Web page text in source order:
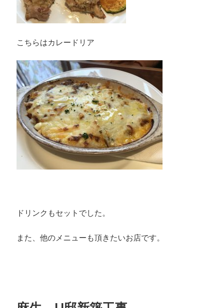
こちらはカレードリア
ドリンクもセットでした。
また、他のメニューも頂きたいお店です。